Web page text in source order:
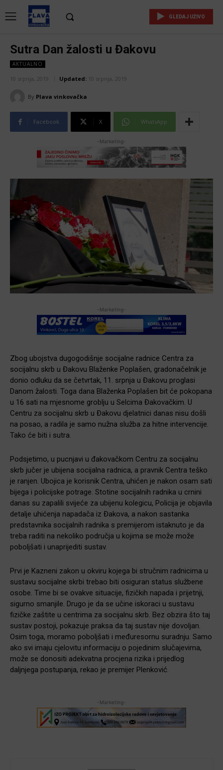
GLEDAJ UŽIVO
Sutra Dan žalosti u Đakovu
AKTUALNO
10 srpnja, 2019 Updated: 10 srpnja, 2019
By Plava vinkovačka
Facebook X WhatsApp
-Marketing-
-Marketing-
Zbog ubojstva dugogodišnje socijalne radnice Centra za
socijalnu skrb u Đakovu Blaženke Poplašen, gradonačelnik je
donio odluku da se četvrtak, 11. srpnja u Đakovu proglasi
Danom žalosti. Toga dana Blaženka Poplašen bit će pokopana
u 16 sati na mjesnome groblju u Selcima Đakovačkim. U
Centru za socijalnu skrb u Đakovu djelatnici danas nisu došli
na posao, a radila je samo nužna služba za hitne intervencije.
Tako će biti i sutra.
Podsjetimo, u pucnjavi u đakovačkom Centru za socijalnu
skrb jučer je ubijena socijalna radnica, a pravnik Centra teško
je ranjen. Ubojica je korisnik Centra, uhićen je nakon osam sati
bijega i policijske potrage. Stotine socijalnih radnika u crnini
danas su zapalili svijeće za ubijenu kolegicu, Policija je objavila
detalje uhićenja napadača iz Đakova, a nakon sastanka
predstavnika socijalnih radnika s premijerom istaknuto je da
treba raditi na nekoliko područja u kojima se može može
poboljšati i unaprijediti sustav.
Prvi je Kazneni zakon u okviru kojega bi stručnim radnicima u
sustavu socijalne skrbi trebao biti osiguran status službene
osobe. Time bi se ovakve situacije, fizičkih napada i prijetnji,
sigurno smanjile. Drugo je da se učine iskoraci u sustavu
fizičke zaštite u centrima za socijalnu skrb. Bez obzira što taj
sustav postoji, pokazuje praksa da taj sustav nije dovoljan.
Osim toga, moramo poboljšati i međuresornu suradnju. Samo
ako svi imaju cjelovitu informaciju o pojedinim slučajevima,
može se donositi adekvatna procjena rizika i prijedlog
daljnjega postupanja, rekao je premijer Plenković.
-Marketing-